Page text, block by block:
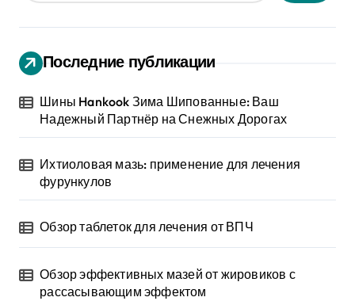
Последние публикации
Шины Hankook Зима Шипованные: Ваш
Надежный Партнёр на Снежных Дорогах
Ихтиоловая мазь: применение для лечения
фурункулов
Обзор таблеток для лечения от ВПЧ
Обзор эффективных мазей от жировиков с
рассасывающим эффектом